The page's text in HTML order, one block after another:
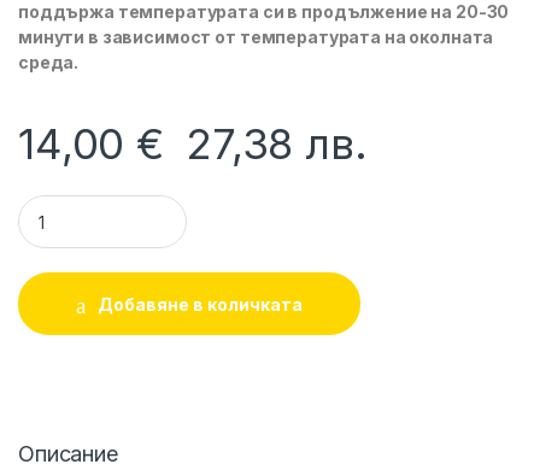
поддържа температурата си в продължение на 20-30
минути в зависимост от температурата на околната
среда.
14,00 € 27,38 лв.
Колан за облекчаване на колики сив Sevi Baby quantity
Добавяне в количката
Описание